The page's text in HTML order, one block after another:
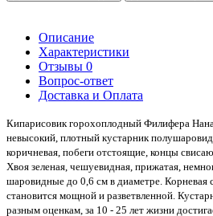
Описание
Характеристики
Отзывы 0
Вопрос-ответ
Доставка и Оплата
Кипарисовик горохоплодный Филифера Нана
невысокий, плотный кустарник
коричневая, побеги отстоящие, концы
Хвоя зеленая, чешуевидная, прижатая,
шаровидные до 0,6 см в диаметре. Корневая
становится мощной и разветвленной.
разным оценкам, за 10 - 25 лет жизни